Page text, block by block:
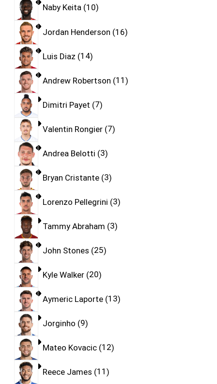
Naby Keita 10
Jordan Henderson 16
Luis Diaz 14
Andrew Robertson 11
Dimitri Payet 7
Valentin Rongier 7
Andrea Belotti 3
Bryan Cristante 3
Lorenzo Pellegrini 3
Tammy Abraham 3
John Stones 25
Kyle Walker 20
Aymeric Laporte 13
Jorginho 9
Mateo Kovacic 12
Reece James 11